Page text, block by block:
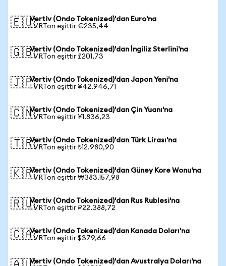
🇪🇺Vertiv (Ondo Tokenized)'dan Euro'na
1 VRTon eşittir €235,44
🇬🇧Vertiv (Ondo Tokenized)'dan İngiliz Sterlini'na
1 VRTon eşittir £201,73
🇯🇵Vertiv (Ondo Tokenized)'dan Japon Yeni'na
1 VRTon eşittir ¥42.946,71
🇨🇳Vertiv (Ondo Tokenized)'dan Çin Yuanı'na
1 VRTon eşittir ¥1.836,23
🇹🇷Vertiv (Ondo Tokenized)'dan Türk Lirası'na
1 VRTon eşittir ₺12.980,90
🇰🇷Vertiv (Ondo Tokenized)'dan Güney Kore Wonu'na
1 VRTon eşittir ₩383.157,98
🇷🇺Vertiv (Ondo Tokenized)'dan Rus Rublesi'na
1 VRTon eşittir ₽22.388,72
🇨🇦Vertiv (Ondo Tokenized)'dan Kanada Doları'na
1 VRTon eşittir $379,66
Vertiv (Ondo Tokenized)'dan Avustralya Doları'na